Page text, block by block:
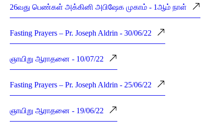
26வது பெண்கள் அக்கினி அபிஷேக முகாம் - 1ஆம் நாள்
Fasting Prayers – Pr. Joseph Aldrin - 30/06/22
ஞாயிறு ஆராதனை - 10/07/22
Fasting Prayers – Pr. Joseph Aldrin - 25/06/22
ஞாயிறு ஆராதனை - 19/06/22